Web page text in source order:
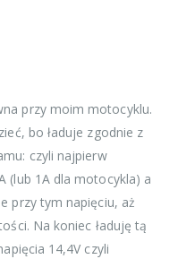
przy moim motocyklu.
bo ładuje zgodnie z
czyli najpierw
(lub 1A dla motocykla) a
przy tym napięciu, aż
Na koniec ładuję tą
14,4V czyli